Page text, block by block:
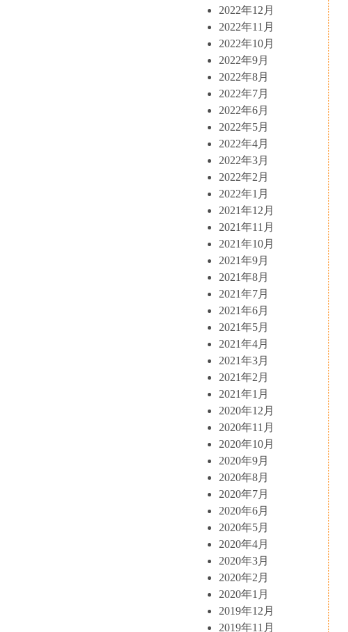
2022年12月
2022年11月
2022年10月
2022年9月
2022年8月
2022年7月
2022年6月
2022年5月
2022年4月
2022年3月
2022年2月
2022年1月
2021年12月
2021年11月
2021年10月
2021年9月
2021年8月
2021年7月
2021年6月
2021年5月
2021年4月
2021年3月
2021年2月
2021年1月
2020年12月
2020年11月
2020年10月
2020年9月
2020年8月
2020年7月
2020年6月
2020年5月
2020年4月
2020年3月
2020年2月
2020年1月
2019年12月
2019年11月